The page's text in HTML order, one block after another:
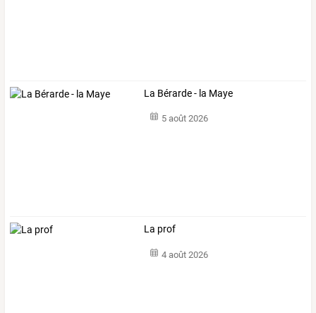
La Bérarde - la Maye
5 août 2026
La prof
4 août 2026